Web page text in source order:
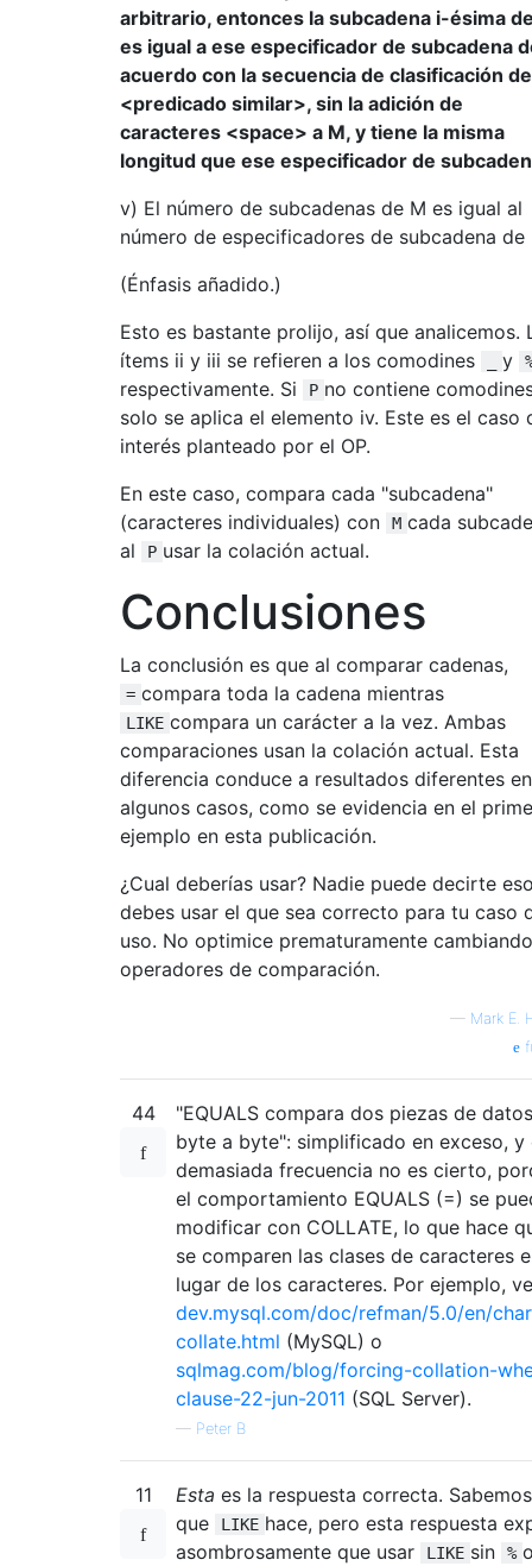
arbitrario, entonces la subcadena i-ésima
es igual a ese especificador de subcadena
acuerdo con la secuencia de clasificación
<predicado similar>, sin la adición de
caracteres <space> a M, y tiene la misma
longitud que ese especificador de
v) El número de subcadenas de M es igual al
número de especificadores de subcadena de
(Énfasis añadido.)
Esto es bastante prolijo, así que analicemos.
ítems ii y iii se refieren a los comodines
y
respectivamente. Si P no contiene
solo se aplica el elemento iv. Este es el caso
interés planteado por el OP.
En este caso, compara cada "subcadena"
(caracteres individuales) con
M cada
al
P usar la colación actual.
Conclusiones
La conclusión es que al comparar cadenas,
= compara toda la cadena mientras
LIKE compara un carácter a la vez. Ambas
comparaciones usan la colación actual. Esta
diferencia conduce a resultados diferentes en
algunos casos, como se evidencia en el
ejemplo en esta publicación.
¿Cual deberías usar? Nadie puede decirte
debes usar el que sea correcto para tu caso
uso. No optimice prematuramente cambiando
operadores de comparación.
— Mark E.
44
"EQUALS compara dos piezas de datos
byte a byte": simplificado en exceso, y
demasiada frecuencia no es cierto,
el comportamiento EQUALS (=) se
modificar con COLLATE, lo que hace
se comparen las clases de caracteres
lugar de los caracteres. Por ejemplo,
dev.mysql.com/doc/refman/5.0/en/
collate.html (MySQL) o
sqlmag.com/blog/forcing-collation-
clause-22-jun-2011 (SQL Server).
— Peter B
11 Esta es la respuesta correcta.
que
LIKE hace, pero esta respuesta
asombrosamente que usar
LIKE sin %